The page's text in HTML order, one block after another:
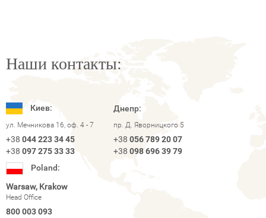
Наши контакты:
Киев:
ул. Мечникова 16, оф. 4 - 7
+38 044 223 34 45
+38 097 275 33 33
Днепр:
пр. Д. Яворницкого 5
+38 056 789 20 07
+38 098 696 39 79
Poland:
Warsaw, Krakow
Head Office
800 003 093